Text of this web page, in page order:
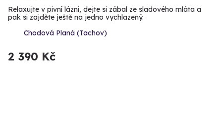
Relaxujte v pivní lázni, dejte si zábal ze sladového mláta a
pak si zajděte ještě na jedno vychlazený.
Chodová Planá (Tachov)
2 390 Kč